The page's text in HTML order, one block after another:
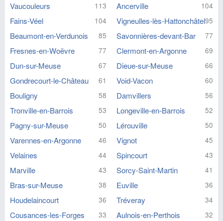
Vaucouleurs 113 Ancerville 104
Fains-Véel 104 Vigneulles-lès-Hattonchâtel95
Beaumont-en-Verdunois 85 Savonnières-devant-Bar 77
Fresnes-en-Woëvre 77 Clermont-en-Argonne 69
Dun-sur-Meuse 67 Dieue-sur-Meuse 66
Gondrecourt-le-Château 61 Void-Vacon 60
Bouligny 58 Damvillers 56
Tronville-en-Barrois 53 Longeville-en-Barrois 52
Pagny-sur-Meuse 50 Lérouville 50
Varennes-en-Argonne 46 Vignot 45
Velaines 44 Spincourt 43
Marville 43 Sorcy-Saint-Martin 41
Bras-sur-Meuse 38 Euville 36
Houdelaincourt 36 Tréveray 34
Cousances-les-Forges 33 Aulnois-en-Perthois 32